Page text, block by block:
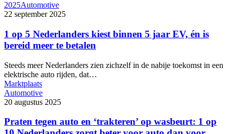
2025Automotive
22 september 2025
1 op 5 Nederlanders kiest binnen 5 jaar EV, én is
bereid meer te betalen
Steeds meer Nederlanders zien zichzelf in de nabije toekomst in een
elektrische auto rijden, dat…
Marktplaats
Automotive
20 augustus 2025
Praten tegen auto en ‘trakteren’ op wasbeurt: 1 op